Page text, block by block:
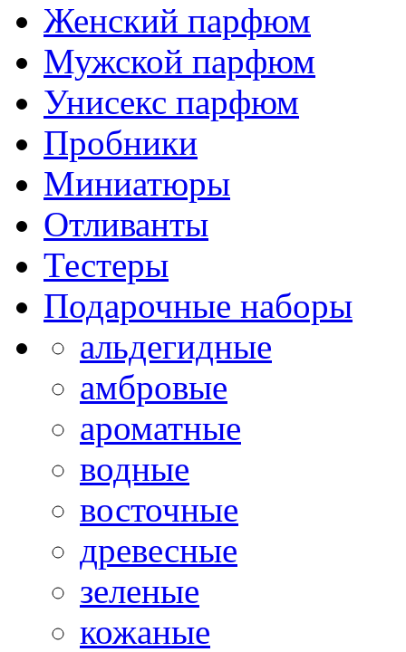
Женский парфюм
Мужской парфюм
Унисекс парфюм
Пробники
Миниатюры
Отливанты
Тестеры
Подарочные наборы
альдегидные
амбровые
ароматные
водные
восточные
древесные
зеленые
кожаные